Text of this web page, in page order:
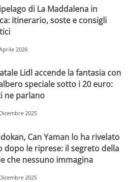
di La Maddalena in
itinerario, soste e consigli
2026
Lidl accende la fantasia con
speciale sotto i 20 euro:
ne parlano
2025
Can Yaman lo ha rivelato
dopo le riprese: il segreto della
che nessuno immagina
2025